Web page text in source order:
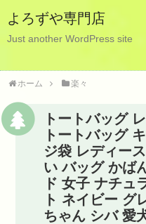
よろずや専門店
Just another WordPress site
ホーム 楽々
トートバッグ
トートバッグ
ジ袋 レディー
い バッグ かば
ド 女子 ナチュ
ト ネイビー グ
ちゃん シバ 愛